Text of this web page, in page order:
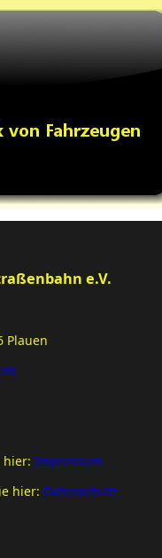
e.V.
Plauen
hier:Impressum
hier: Datenschutz